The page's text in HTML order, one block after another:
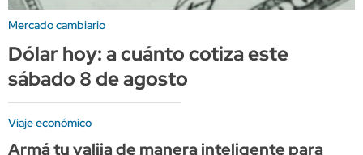
Mercado cambiario
Dólar hoy: a cuánto cotiza este
sábado 8 de agosto
Viaje económico
Armá tu valija de manera inteligente para